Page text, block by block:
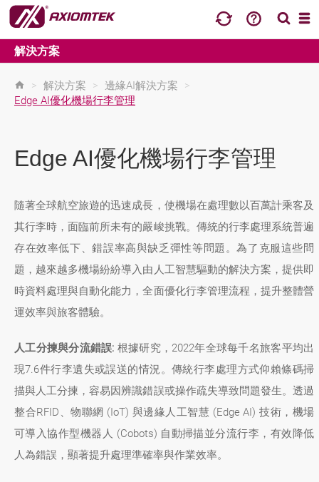
解決方案
> 解決方案 > 邊緣AI解決方案
>
Edge AI優化機場行李管理
Edge AI優化機場行李管理
隨著全球航空旅遊的迅速成長，使機場在處理數以百萬計乘客及
其行李時，面臨前所未有的嚴峻挑戰。傳統的行李處理系統普遍
存在效率低下、錯誤率高與缺乏彈性等問題。為了克服這些問
題，越來越多機場紛紛導入由人工智慧驅動的解決方案，提供即
時資料處理與自動化能力，全面優化行李管理流程，提升整體營
運效率與旅客體驗。
人工分揀與分流錯誤: 根據研究，2022年全球每千名旅客平均出
現7.6件行李遺失或誤送的情況。傳統行李處理方式仰賴條碼掃
描與人工分揀，容易因辨識錯誤或操作疏失導致問題發生。透過
整合RFID、物聯網 (IoT) 與邊緣人工智慧 (Edge AI) 技術，機場
可導入協作型機器人 (Cobots) 自動掃描並分流行李，有效降低
人為錯誤，顯著提升處理準確率與作業效率。